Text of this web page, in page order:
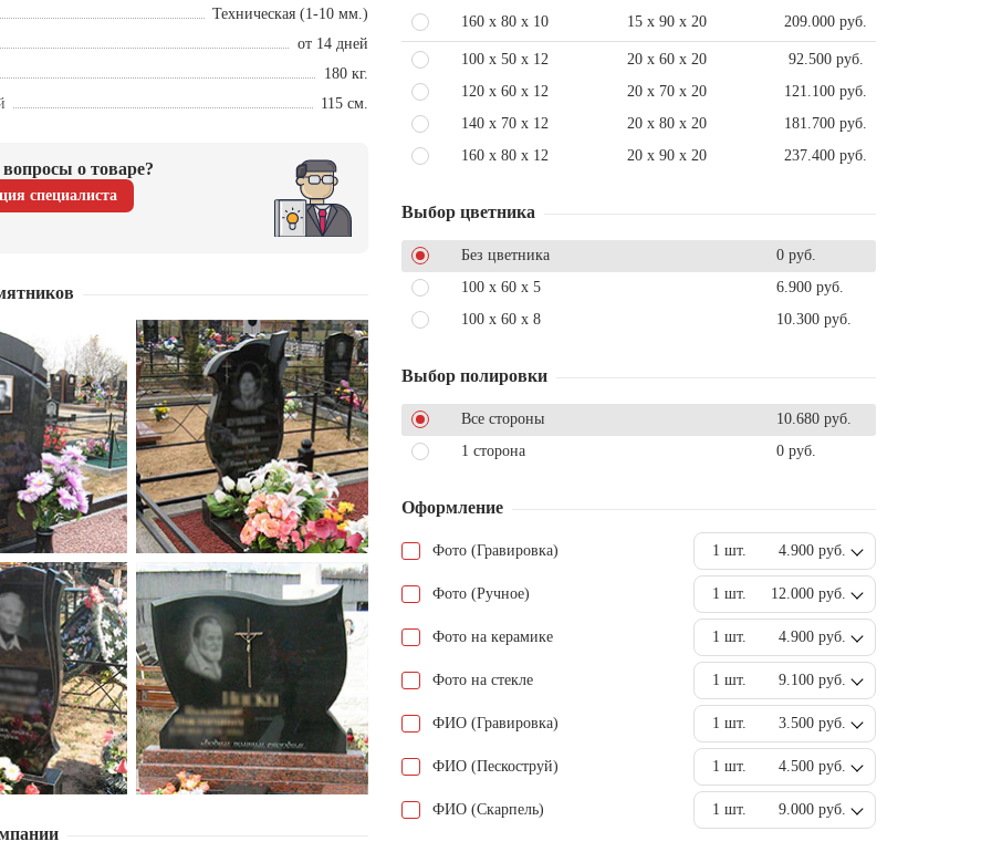
Техническая (1-10 мм.)
от 14 дней
180 кг.
115 см.
о товаре?
специалиста
160 x 80 x 10
15 x 90 x 20 209.000 руб.
100 x 50 x 12 20 x 60 x 20
92.500 руб.
120 x 60 x 12
20 x 70 x 20
121.100 руб.
140 x 70 x 12
20 x 80 x 20
181.700 руб.
160 x 80 x 12
20 x 90 x 20 237.400 руб.
Выбор цветника
Без цветника
0 руб.
100 x 60 x 5
6.900 руб.
100 x 60 x 8
10.300 руб.
Выбор полировки
Все стороны
10.680 руб.
1 сторона
0 руб.
Оформление
Фото (Гравировка) 1 шт. 4.900 руб.
Фото (Ручное) 1 шт. 12.000 руб.
Фото на керамике 1 шт. 4.900 руб.
Фото на стекле 1 шт. 9.100 руб.
ФИО (Гравировка) 1 шт. 3.500 руб.
ФИО (Пескоструй) 1 шт. 4.500 руб.
ФИО (Скарпель) 1 шт. 9.000 руб.